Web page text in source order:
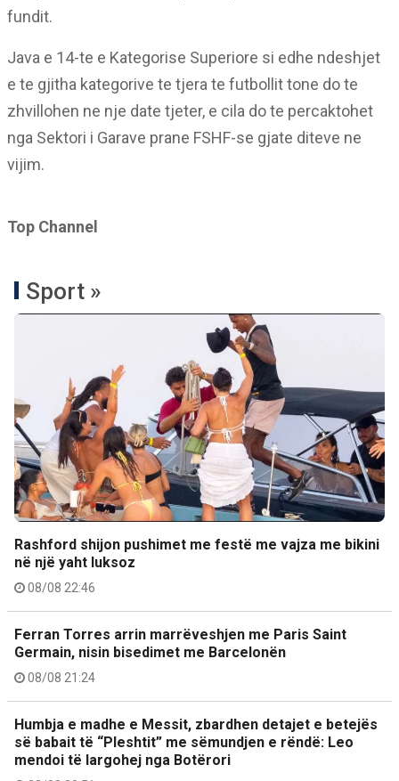
fundit.
Java e 14-te e Kategorise Superiore si edhe ndeshjet
e te gjitha kategorive te tjera te futbollit tone do te
zhvillohen ne nje date tjeter, e cila do te percaktohet
nga Sektori i Garave prane FSHF-se gjate diteve ne
vijim.
Top Channel
Sport »
Rashford shijon pushimet me festë me vajza me bikini
në një yaht luksoz
08/08 22:46
Ferran Torres arrin marrëveshjen me Paris Saint
Germain, nisin bisedimet me Barcelonën
08/08 21:24
Humbja e madhe e Messit, zbardhen detajet e betejës
së babait të “Pleshtit” me sëmundjen e rëndë: Leo
mendoi të largohej nga Botërori